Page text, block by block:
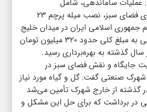
عملیات ساماندهی، شامل
محوطه‌سازی، اجرای فضای سبز، نصب میله پرچم ۲۳
جمهوری اسلامی ایران در میدان خلیج
فارس شهرک صنعتی به مبلغ کلی حدود ۳۲۰ میلیون تومان
گذشته به بهره‌برداری رسید.
جایگاه و نقش فضای سبز در
صنعتی گفت: گل و گیاه مورد نیاز
در گذشته از خارج شهرک تأمین می‌شد
در برداشت که برای حل این مشکل و